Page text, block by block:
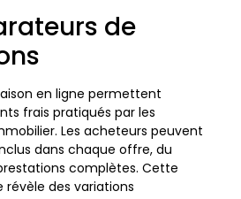
de
en ligne permettent
frais pratiqués par les
Les acheteurs peuvent
dans chaque offre, du
complètes. Cette
des variations